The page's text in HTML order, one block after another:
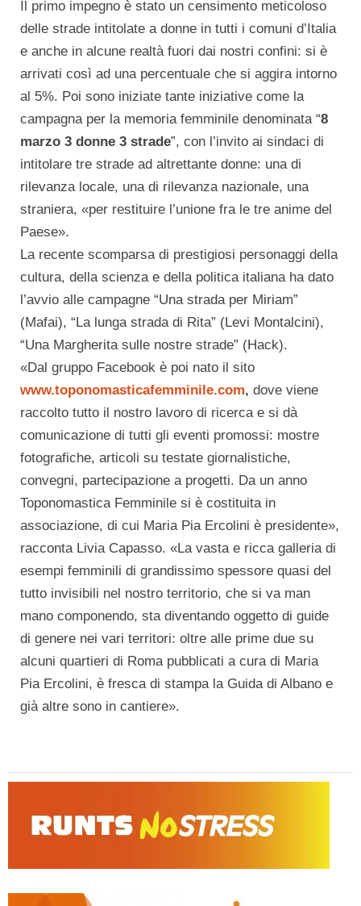
Il primo impegno è stato un censimento meticoloso
delle strade intitolate a donne in tutti i comuni d’Italia
e anche in alcune realtà fuori dai nostri confini: si è
arrivati così ad una percentuale che si aggira intorno
al 5%. Poi sono iniziate tante iniziative come la
campagna per la memoria femminile denominata “8
marzo 3 donne 3 strade”, con l’invito ai sindaci di
intitolare tre strade ad altrettante donne: una di
rilevanza locale, una di rilevanza nazionale, una
straniera, «per restituire l’unione fra le tre anime del
Paese».
La recente scomparsa di prestigiosi personaggi della
cultura, della scienza e della politica italiana ha dato
l’avvio alle campagne “Una strada per Miriam”
(Mafai), “La lunga strada di Rita” (Levi Montalcini),
“Una Margherita sulle nostre strade” (Hack).
«Dal gruppo Facebook è poi nato il sito
www.toponomasticafemminile.com, dove viene
raccolto tutto il nostro lavoro di ricerca e si dà
comunicazione di tutti gli eventi promossi: mostre
fotografiche, articoli su testate giornalistiche,
convegni, partecipazione a progetti. Da un anno
Toponomastica Femminile si è costituita in
associazione, di cui Maria Pia Ercolini è presidente»,
racconta Livia Capasso. «La vasta e ricca galleria di
esempi femminili di grandissimo spessore quasi del
tutto invisibili nel nostro territorio, che si va man
mano componendo, sta diventando oggetto di guide
di genere nei vari territori: oltre alle prime due su
alcuni quartieri di Roma pubblicati a cura di Maria
Pia Ercolini, è fresca di stampa la Guida di Albano e
già altre sono in cantiere».